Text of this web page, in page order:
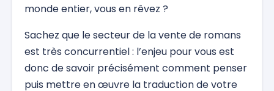
monde entier, vous en rêvez ?
Sachez que le secteur de la vente de romans
est très concurrentiel : l’enjeu pour vous est
donc de savoir précisément comment penser
puis mettre en œuvre la traduction de votre